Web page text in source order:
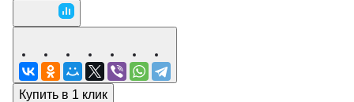
Купить в 1 клик